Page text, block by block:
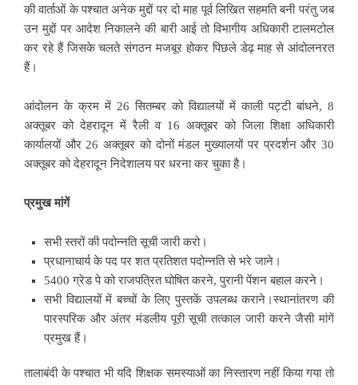
की वार्ताओं के पश्चात अनेक मुद्दों पर दो माह पूर्व लिखित सहमति बनी परंतु जब
उन मुद्दों पर आदेश निकालने की बारी आई तो विभागीय अधिकारी टालमटोल
कर रहे हैं जिसके चलते संगठन मजबूर होकर पिछले डेढ़ माह से आंदोलनरत
हैं।
आंदोलन के क्रम में 26 सितम्बर को विद्यालयों में काली पट्टी बांधने, 8
अक्तूबर को देहरादून में रैली व 16 अक्तूबर को जिला शिक्षा अधिकारी
कार्यालयों और 26 अक्तूबर को दोनों मंडल मुख्यालयों पर प्रदर्शन और 30
अक्तूबर को देहरादून निदेशालय पर धरना कर चुका है।
प्रमुख मांगें
सभी स्तरों की पदोन्नति सूची जारी करो।
प्रधानाचार्य के पद पर शत प्रतिशत पदोन्नति से भरे जाने।
5400 ग्रेड पे को राजपत्रित घोषित करने, पुरानी पेंशन बहाल करने।
सभी विद्यालयों में बच्चों के लिए पुस्तकें उपलब्ध कराने।स्थानांतरण की
पारस्परिक और अंतर मंडलीय पूरी सूची तत्काल जारी करने जैसी मांगें
प्रमुख हैं।
तालाबंदी के पश्चात भी यदि शिक्षक समस्याओं का निस्तारण नहीं किया गया तो